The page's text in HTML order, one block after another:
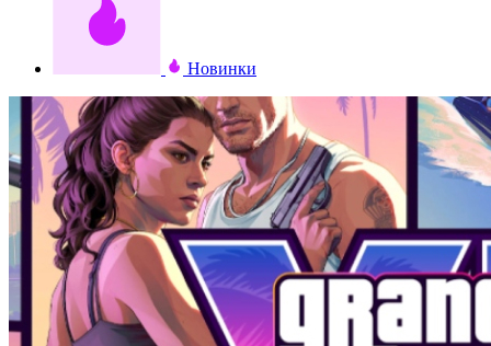
Новинки